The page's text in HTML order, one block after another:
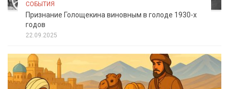
СОБЫТИЯ
Признание Голощекина виновным в голоде 1930-х
годов
22.09.2025